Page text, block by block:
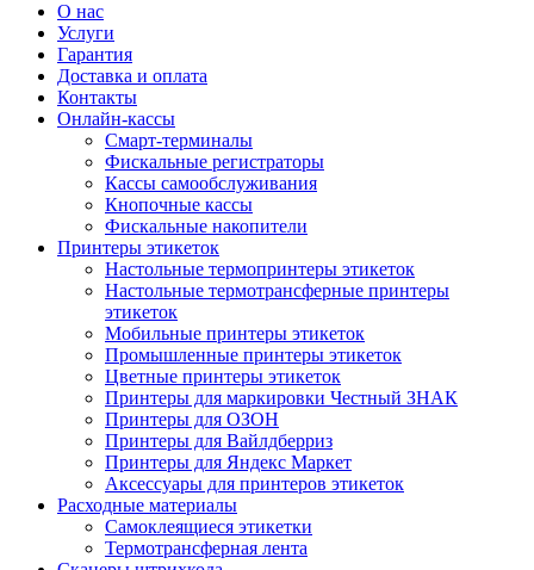
О нас
Услуги
Гарантия
Доставка и оплата
Контакты
Онлайн-кассы
Смарт-терминалы
Фискальные регистраторы
Кассы самообслуживания
Кнопочные кассы
Фискальные накопители
Принтеры этикеток
Настольные термопринтеры этикеток
Настольные термотрансферные принтеры
этикеток
Мобильные принтеры этикеток
Промышленные принтеры этикеток
Цветные принтеры этикеток
Принтеры для маркировки Честный ЗНАК
Принтеры для ОЗОН
Принтеры для Вайлдберриз
Принтеры для Яндекс Маркет
Аксессуары для принтеров этикеток
Расходные материалы
Самоклеящиеся этикетки
Термотрансферная лента